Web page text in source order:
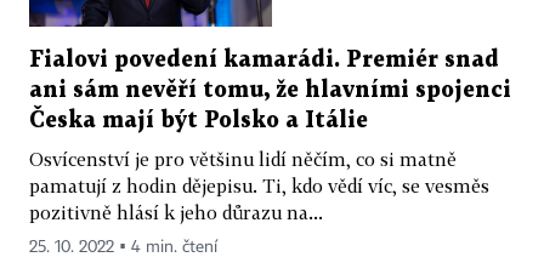
Fialovi povedení kamarádi. Premiér snad
ani sám nevěří tomu, že hlavními spojenci
Česka mají být Polsko a Itálie
Osvícenství je pro většinu lidí něčím, co si matně
pamatují z hodin dějepisu. Ti, kdo vědí víc, se vesměs
pozitivně hlásí k jeho důrazu na...
25. 10. 2022 ▪ 4 min. čtení